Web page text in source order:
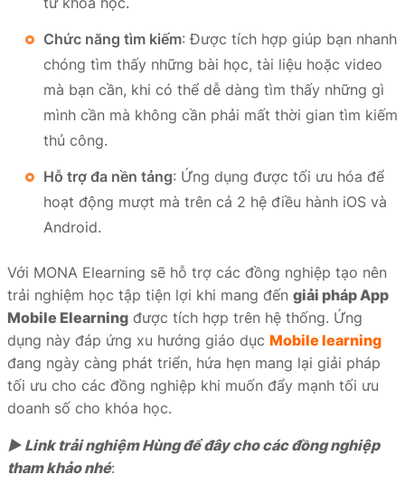
Chức năng tìm kiếm: Được tích hợp giúp bạn nhanh
chóng tìm thấy những bài học, tài liệu hoặc video
mà bạn cần, khi có thể dễ dàng tìm thấy những gì
mình cần mà không cần phải mất thời gian tìm kiếm
thủ công.
Hỗ trợ đa nền tảng: Ứng dụng được tối ưu hóa để
hoạt động mượt mà trên cả 2 hệ điều hành iOS và
Android.
Với MONA Elearning sẽ hỗ trợ các đồng nghiệp tạo nên
trải nghiệm học tập tiện lợi khi mang đến giải pháp App
Mobile Elearning được tích hợp trên hệ thống. Ứng
dụng này đáp ứng xu hướng giáo dục Mobile learning
đang ngày càng phát triển, hứa hẹn mang lại giải pháp
tối ưu cho các đồng nghiệp khi muốn đẩy mạnh tối ưu
doanh số cho khóa học.
► Link trải nghiệm Hùng để đây cho các đồng nghiệp
tham khảo nhé: